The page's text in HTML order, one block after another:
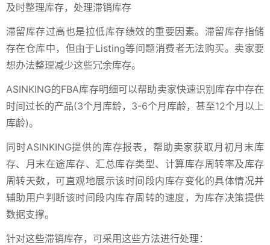
及时整理库存，处理滞销库存
滞留库存过高也是拉低库存绩效的重要因素。滞留库存指储
存在仓库中，但由于Listing等问题消费者无法购买。卖家要
想办法整理减少这些冗余库存。
ASINKING的FBA库存明细可以帮助卖家快速识别库存中存在
时间过长的产品(3个月库龄，3-6个月库龄，甚至12个月以上
库龄)。
同时ASINKING提供的库存报表，帮助卖家获取月初月末库
存、月末在途库存、汇总库存类型、计算库存周转率及库存
周转天数，可直观地展示该时间段内库存变化的具体情况并
辅助用户判断该时间段内库存周转的速度，为库存决策提供
数据支撑。
针对这些滞销库存，可采用这些方法进行处理：